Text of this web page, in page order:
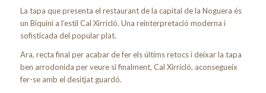
La tapa que presenta el restaurant de la capital de la Noguera és
un Biquini a l’estil Cal Xirricló. Una reinterpretació moderna i
sofisticada del popular plat.
Ara, recta final per acabar de fer els últims retocs i deixar la tapa
ben arrodonida per veure si finalment, Cal Xirricló, aconsegueix
fer-se amb el desitjat guardó.